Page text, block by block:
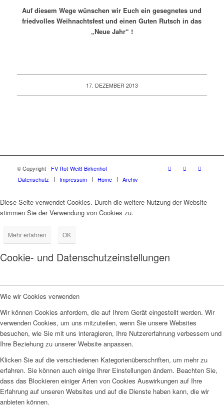
Auf diesem Wege wünschen wir Euch ein gesegnetes und
friedvolles Weihnachtsfest und einen Guten Rutsch in das
„Neue Jahr“ !
17. DEZEMBER 2013
© Copyright - FV Rot-Weiß Birkenhof
Datenschutz
Impressum Home Archiv
Diese Seite verwendet Cookies. Durch die weitere Nutzung der Website
stimmen Sie der Verwendung von Cookies zu.
Mehr erfahren OK
Cookie- und Datenschutzeinstellungen
Wie wir Cookies verwenden
Wir können Cookies anfordern, die auf Ihrem Gerät eingestellt werden. Wir
verwenden Cookies, um uns mitzuteilen, wenn Sie unsere Websites
besuchen, wie Sie mit uns interagieren, Ihre Nutzererfahrung verbessern und
Ihre Beziehung zu unserer Website anpassen.
Klicken Sie auf die verschiedenen Kategorienüberschriften, um mehr zu
erfahren. Sie können auch einige Ihrer Einstellungen ändern. Beachten Sie,
dass das Blockieren einiger Arten von Cookies Auswirkungen auf Ihre
Erfahrung auf unseren Websites und auf die Dienste haben kann, die wir
anbieten können.